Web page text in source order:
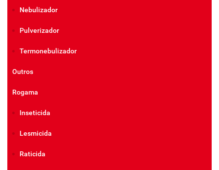
Nebulizador
Pulverizador
Termonebulizador
Outros
Rogama
Inseticida
Lesmicida
Raticida